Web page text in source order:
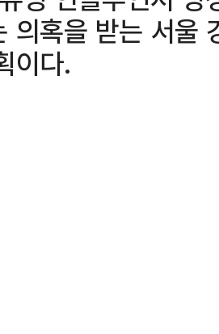
의혹을 받는 서울
이다.